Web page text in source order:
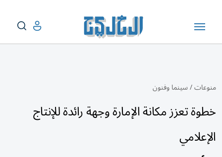
منوعات/سينما وفنون
خطوة تعزز مكانة الإمارة وجهة رائدة للإنتاج
الإعلامي